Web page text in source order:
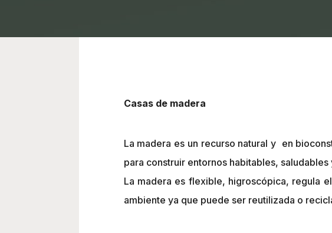
Casas de madera
La madera es un recurso natural y en
para construir entornos habitables,
La madera es flexible, higroscópica, regula
ambiente ya que puede ser reutilizada o